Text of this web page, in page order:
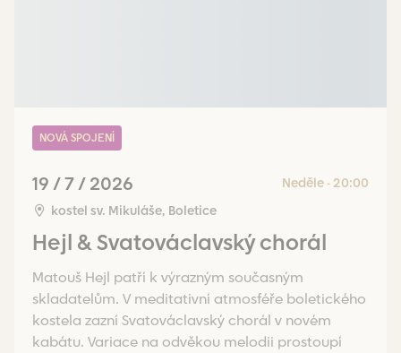
Hejl & Svatováclavský chorál
Matouš Hejl patří k výrazným současným
skladatelům. V meditativní atmosféře boletického
kostela zazní Svatováclavský chorál v novém
kabátu. Variace na odvěkou melodii prostoupí
NOVÁ SPOJENÍ
19 / 7 / 2026
Neděle - 20:00
kostel sv. Mikuláše, Boletice